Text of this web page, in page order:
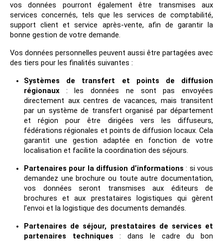
vos données pourront également être transmises aux
services concernés, tels que les services de comptabilité,
support client et service après-vente, afin de garantir la
bonne gestion de votre demande.
Vos données personnelles peuvent aussi être partagées avec
des tiers pour les finalités suivantes :
Systèmes de transfert et points de diffusion
régionaux: les données ne sont pas envoyées
directement aux centres de vacances, mais transitent
par un système de transfert organisé par département
et région pour être dirigées vers les diffuseurs,
fédérations régionales et points de diffusion locaux. Cela
garantit une gestion adaptée en fonction de votre
localisation et facilite la coordination des séjours.
Partenaires pour la diffusion d’informations : si vous
demandez une brochure ou toute autre documentation,
vos données seront transmises aux éditeurs de
brochures et aux prestataires logistiques qui gèrent
l’envoi et la logistique des documents demandés.
Partenaires de séjour, prestataires de services et
partenaires techniques : dans le cadre du bon